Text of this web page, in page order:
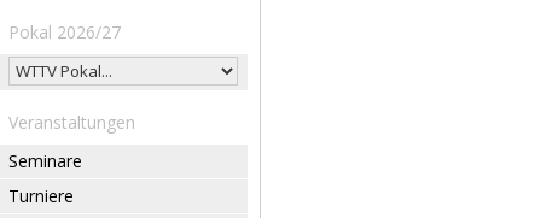
Pokal 2026/27
Veranstaltungen
Seminare
Turniere